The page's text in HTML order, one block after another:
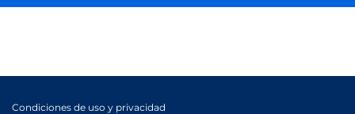
Condiciones de uso y privacidad